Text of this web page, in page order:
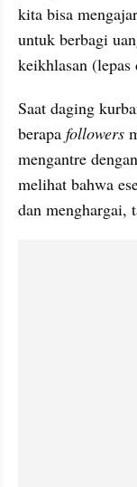
kita bisa
untuk berbagi
keikhlasan
Saat daging
berapa followers
mengantre
melihat bahwa
dan menghargai,